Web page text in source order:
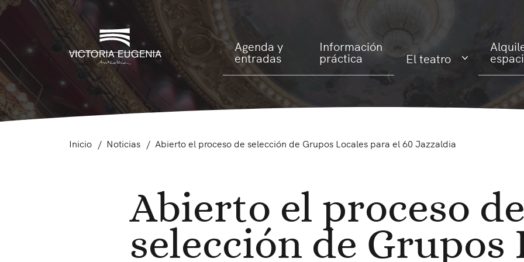
Agenda y
entradas
Información
práctica El teatro
Inicio Noticias Abierto el proceso de selección de Grupos Locales para el 60 Jazzaldia
Abierto el proceso de
selección de Grupos